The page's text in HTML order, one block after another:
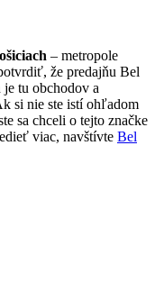
– metropole
že predajňu Bel
je tu obchodov a
si nie ste istí ohľadom
sa chceli o tejto značke
viac, navštívte Bel